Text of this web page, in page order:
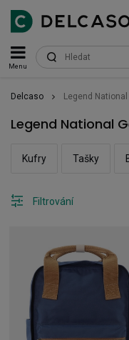
Menu
Delcaso Legend
Legend National
Kufry Tašky
Filtrování